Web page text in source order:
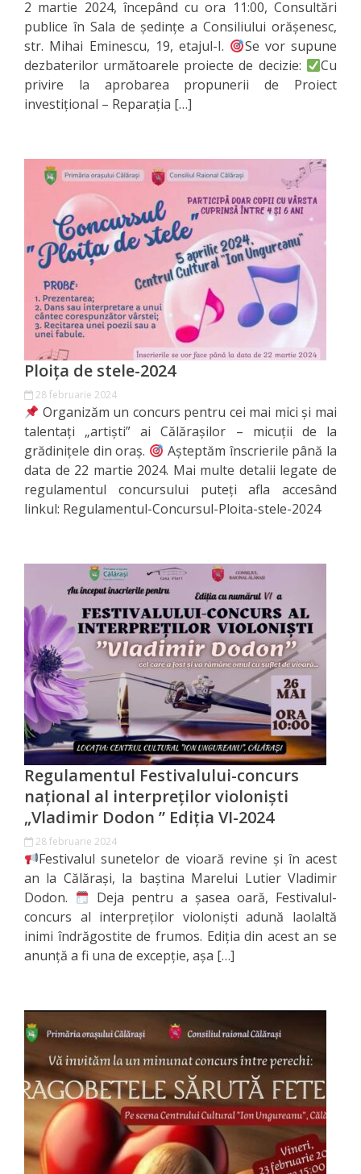
şi
Urbanism
Serviciul
de
a
Investiţiilor
Serviciul
de
Colectare
a
Impozitelor
şi
Taxelor
Locale
Serviciul
Juridic
Serviciul
în
Reglementarea
Regimului
Funciar
Serviciul
Relaţii
cu
Publicul
Specialist
în
Construcţii,
Gospodărie
Comunală
Drumuri
Specialist
în
Problemele
Antreprenoriat,
2 martie 2024, începând cu ora 11:00, Consultări
publice în Sala de ședințe a Consiliului orășenesc,
str. Mihai Eminescu, 19, etajul-I.
Se vor supune
dezbaterilor următoarele proiecte de decizie:
Cu
privire la aprobarea propunerii de Proiect
investițional – Reparația […]
Ploița de stele-2024
28 februarie 2024
Organizăm un concurs pentru cei mai mici și mai
talentați „artiști” ai Călărașilor – micuții de la
grădinițele din oraș.
Așteptăm înscrierile până la
data de 22 martie 2024. Mai multe detalii legate de
regulamentul concursului puteți afla accesând
linkul: Regulamentul-Concursul-Ploita-stele-2024
Regulamentul Festivalului-concurs
național al interpreților violoniști
„Vladimir Dodon ” Ediția VI-2024
28 februarie 2024
Festivalul sunetelor de vioară revine și în acest
an la Călărași, la baștina Marelui Lutier Vladimir
Dodon.
Deja pentru a șasea oară, Festivalul-
concurs al interpreților violoniști adună laolaltă
inimi îndrăgostite de frumos. Ediția din acest an se
anunță a fi una de excepție, așa […]